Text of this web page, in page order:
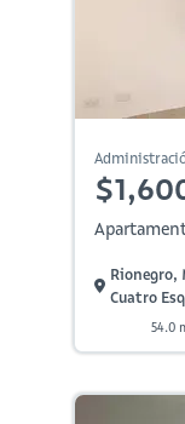
Rionegro,
Cuatro
54.0